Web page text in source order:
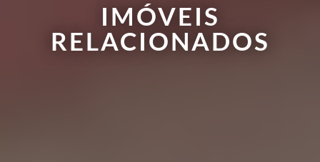
IMÓVEIS
RELACIONADOS